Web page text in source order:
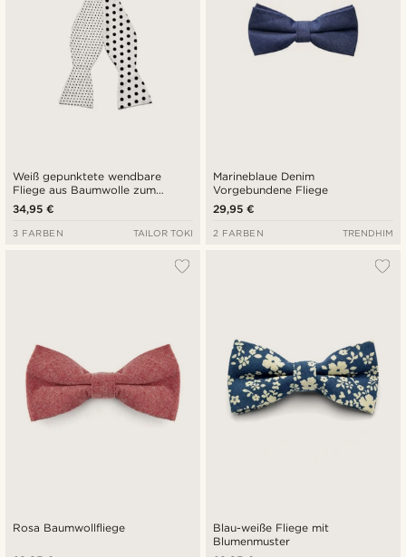
Weiß gepunktete wendbare
Fliege aus Baumwolle zum
Selbstbinden
34,95 €
3 FARBEN TAILOR TOKI
Marineblaue Denim
Vorgebundene Fliege
29,95 €
2 FARBEN TRENDHIM
Rosa Baumwollfliege
Blau-weiße Fliege mit
Blumenmuster